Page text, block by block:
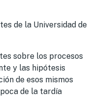
de la Universidad de
sobre los procesos
y las hipótesis
de esos mismos
de la tardía